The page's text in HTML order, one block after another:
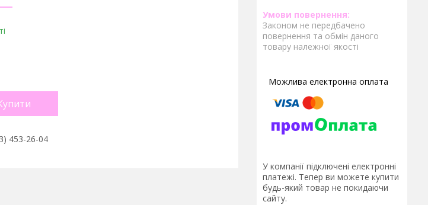
453-26-04
Законом не передбачено
повернення та обмін даного
товару належної якості
У компанії підключені електронні
платежі. Тепер ви можете купити
будь-який товар не покидаючи
сайту.